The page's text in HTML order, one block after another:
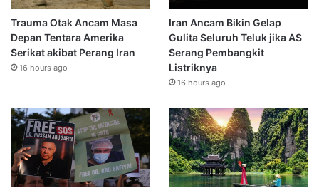
Trauma Otak Ancam Masa
Depan Tentara Amerika
Serikat akibat Perang Iran
16 hours ago
Iran Ancam Bikin Gelap
Gulita Seluruh Teluk jika AS
Serang Pembangkit
Listriknya
16 hours ago